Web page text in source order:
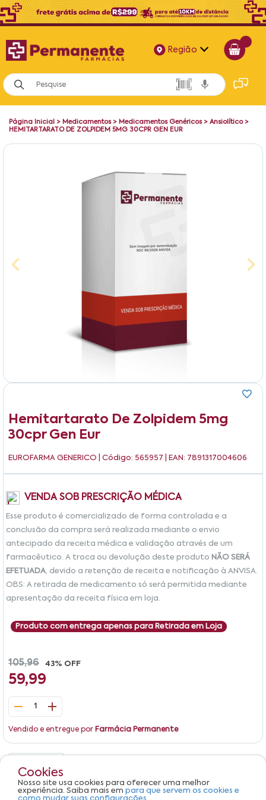
Região
Alagoas
Bahia
Paraíba
Página Inicial > Medicamentos> Medicamentos Genéricos> Ansiolítico>
HEMITARTARATO DE ZOLPIDEM 5MG 30CPR GEN EUR
Hemitartarato De Zolpidem 5mg
30cpr Gen Eur
EUROFARMA GENERICO | Código: 565957 | EAN: 7891317004606
VENDA SOB PRESCRIÇÃO MÉDICA
Esse produto é comercializado de forma controlada e a
conclusão da compra será realizada mediante o envio
antecipado da receita médica e validação através de um
farmacêutico. A troca ou devolução deste produto NÃO SERÁ
EFETUADA, devido a retenção de receita e notificação à ANVISA.
OBS: A retirada de medicamento só será permitida mediante
apresentação da receita física em loja.
Produto com entrega apenas para Retirada em Loja
105,96 43% OFF
59,99
1
Vendido e entregue por Farmácia Permanente
Produto não apresenta descrição.
Cookies
Nosso site usa cookies para oferecer uma melhor
experiência. Saiba mais em para que servem os cookies e